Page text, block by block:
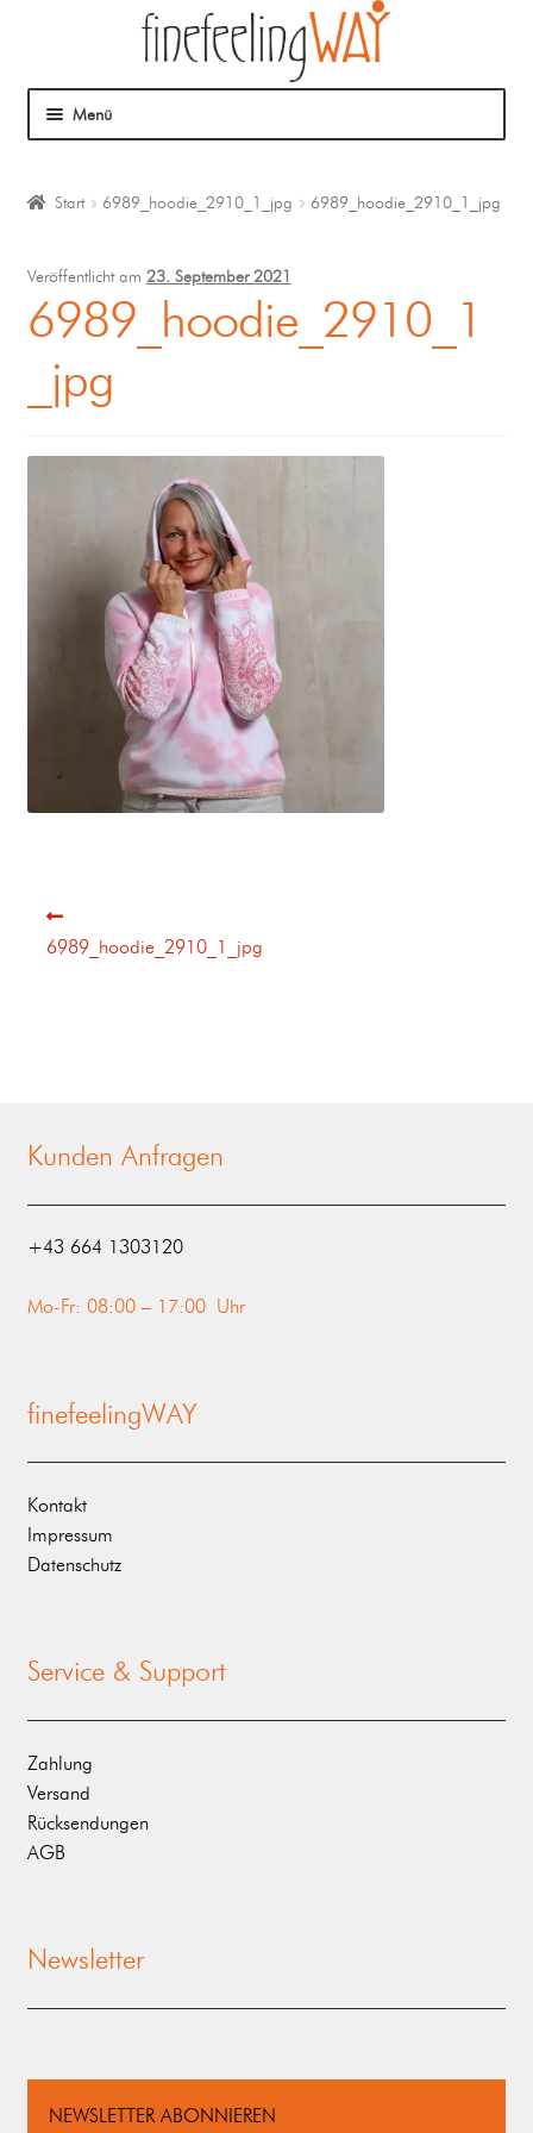
Menü
Coaching
Klangmassage
Start 6989_hoodie_2910_1_jpg 6989_hoodie_2910_1_jpg
Veröffentlicht am 23. September 2021
6989_hoodie_2910_1
_jpg
6989_hoodie_2910_1_jpg
Kunden Anfragen
‭+43 664 1303120‬
Mo-Fr: 08:00 – 17:00 Uhr
finefeelingWAY
Kontakt
Impressum
Datenschutz
Service & Support
Zahlung
Versand
Rücksendungen
AGB
Newsletter
NEWSLETTER ABONNIEREN